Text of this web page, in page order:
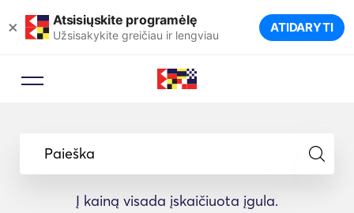
× Atsisiųskite programėlę
Užsisakykite greičiau ir lengviau ATIDARYTI
Paieška
Į kainą visada įskaičiuota įgula.